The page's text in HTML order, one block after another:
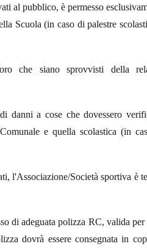
al pubblico, è permesso
Scuola (in caso di palestre
che siano sprovvisti della
danni a cose che dovessero
e quella scolastica (in
l'Associazione/Società sportiva è
di adeguata polizza RC, valida per
dovrà essere consegnata in